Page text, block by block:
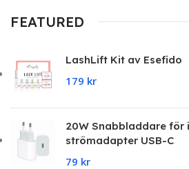
FEATURED
LashLift Kit av Esefido
179 kr
20W Snabbladdare för
strömadapter USB-C
79 kr